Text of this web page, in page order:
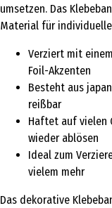
umsetzen. Das
Material für
Verziert mit
Foil-Akzenten
Besteht aus
reißbar
Haftet auf vielen
wieder ablösen
Ideal zum
vielem mehr
Das dekorative